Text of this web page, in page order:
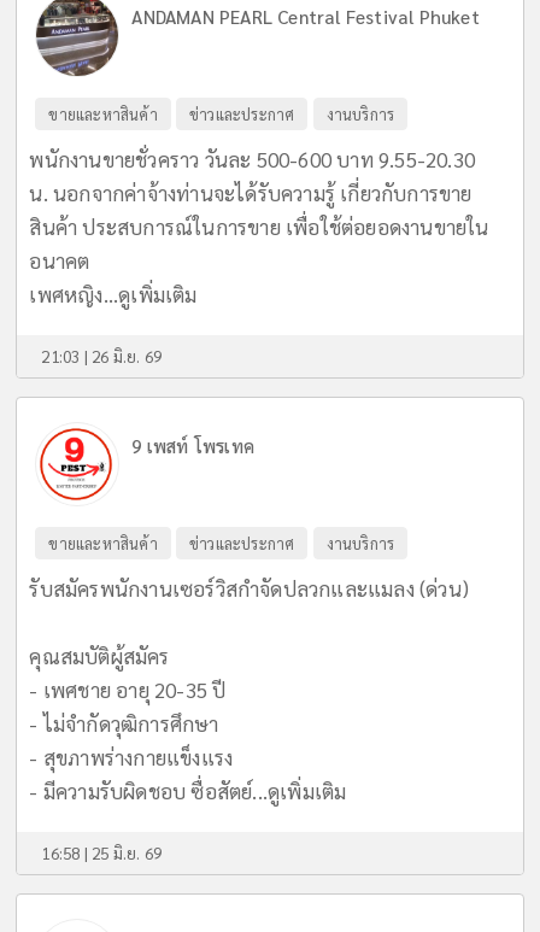
ANDAMAN PEARL Central Festival Phuket
ขายและหาสินค้า ข่าวและประกาศ งานบริการ
พนักงานขายชั่วคราว วันละ 500-600 บาท 9.55-20.30
น. นอกจากค่าจ้างท่านจะได้รับความรู้ เกี่ยวกับการขาย
สินค้า ประสบการณ์ในการขาย เพื่อใช้ต่อยอดงานขายใน
อนาคต
เพศหญิง...ดูเพิ่มเติม
21:03 | 26 มิ.ย. 69
9 เพสท์ โพรเทค
ขายและหาสินค้า ข่าวและประกาศ งานบริการ
รับสมัครพนักงานเซอร์วิสกำจัดปลวกและแมลง (ด่วน)
คุณสมบัติผู้สมัคร
- เพศชาย อายุ 20-35 ปี
- ไม่จำกัดวุฒิการศึกษา
- สุขภาพร่างกายแข็งแรง
- มีความรับผิดชอบ ซื่อสัตย์...ดูเพิ่มเติม
16:58 | 25 มิ.ย. 69